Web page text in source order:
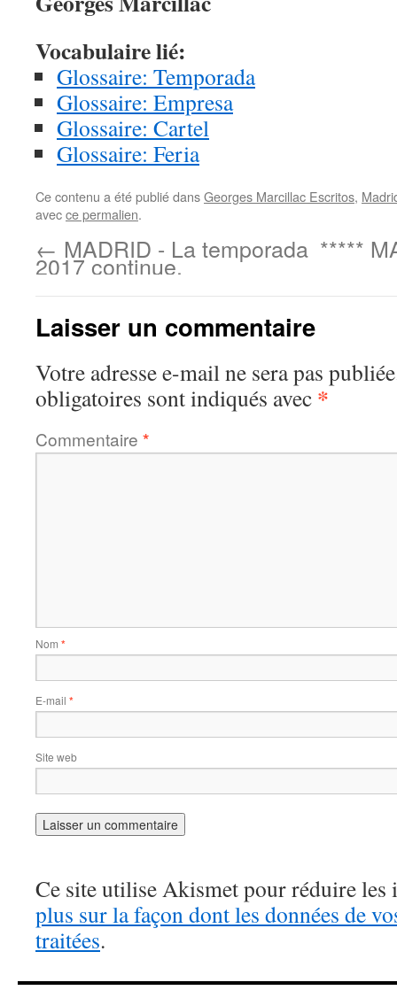
Vocabulaire lié:
Glossaire: Temporada
Glossaire: Empresa
Glossaire: Cartel
Glossaire: Feria
Ce contenu a été publié dansGeorges Marcillac Escritos,
avecce permalien.
← MADRID - La temporada
2017 continue.
*****
Laisser un commentaire
Votre adresse e-mail ne sera pas
obligatoires sont indiqués avec *
Commentaire *
Nom *
E-mail *
Site web
Ce site utilise Akismet pour réduire les
plus sur la façon dont les données de
traitées.